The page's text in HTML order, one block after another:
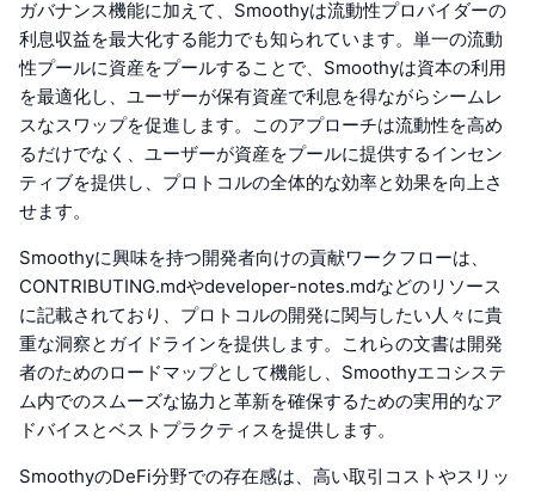
ガバナンス機能に加えて、Smoothyは流動性プロバイダーの
利息収益を最大化する能力でも知られています。単一の流動
性プールに資産をプールすることで、Smoothyは資本の利用
を最適化し、ユーザーが保有資産で利息を得ながらシームレ
スなスワップを促進します。このアプローチは流動性を高め
るだけでなく、ユーザーが資産をプールに提供するインセン
ティブを提供し、プロトコルの全体的な効率と効果を向上さ
せます。
Smoothyに興味を持つ開発者向けの貢献ワークフローは、
CONTRIBUTING.mdやdeveloper-notes.mdなどのリソース
に記載されており、プロトコルの開発に関与したい人々に貴
重な洞察とガイドラインを提供します。これらの文書は開発
者のためのロードマップとして機能し、Smoothyエコシステ
ム内でのスムーズな協力と革新を確保するための実用的なア
ドバイスとベストプラクティスを提供します。
SmoothyのDeFi分野での存在感は、高い取引コストやスリッ